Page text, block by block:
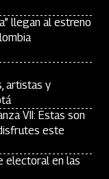
llegan al estreno
artistas y
VII: Estas son
este
electoral en las